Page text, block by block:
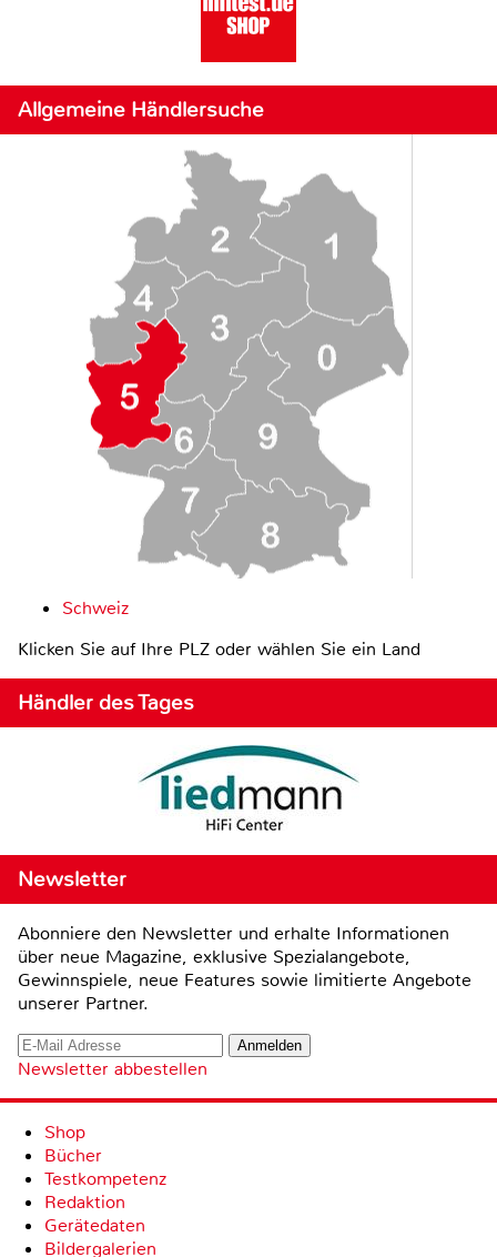
Allgemeine Händlersuche
Schweiz
Klicken Sie auf Ihre PLZ oder wählen Sie ein Land
Händler des Tages
Newsletter
Abonniere den Newsletter und erhalte Informationen
über neue Magazine, exklusive Spezialangebote,
Gewinnspiele, neue Features sowie limitierte Angebote
unserer Partner.
Newsletter abbestellen
Shop
Bücher
Testkompetenz
Redaktion
Gerätedaten
Bildergalerien